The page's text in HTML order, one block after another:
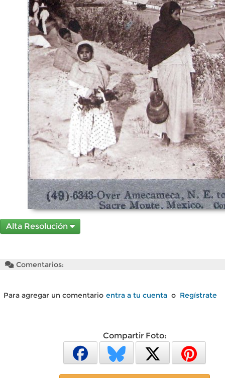
Alta Resolución
Comentarios:
Para agregar un comentario entra a tu cuenta o Regístrate
Compartir Foto: